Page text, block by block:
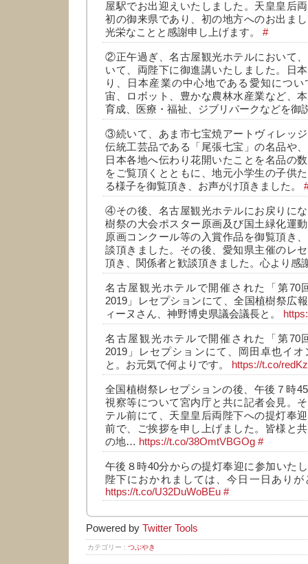
屋駅でお出迎えいたしました。天皇皇后
初の御来県であり、初の地方へのお出ま
光栄なことと感謝申し上げます。 #
②正午過ぎ、名古屋観光ホテルにおいて
いて、両陛下に御進講いたしました。日
り、日本産業の中心地である愛知につ
宙、ロボット、豊かな農林水産業など、
育成、医療・福祉、ジブリパークなどを御
③続いて、あま市七宝焼アートヴィレッ
伝統工芸品である「尾張七宝」の名品や
日本各地へ伝わり花開いたことを名品の
をご覧頂くとともに、地元小学生の子供
る様子を御覧頂き、お声がけ頂きました。
④その後、名古屋観光ホテルにお戻りに
樹祭の大会ポスター原画及び国土緑化運
原画コンクール等の入賞作品を御覧頂き
談頂きました。その後、愛知県主催のレ
頂き、関係者と歓談頂きました。心より感
名古屋観光ホテルで開催された「第70
2019」レセプションにて、全国植樹祭広
ィーヌさん、神野博史県議会議長と。
名古屋観光ホテルで開催された「第70
2019」レセプションにて、岡田卓也イ
と。お元気で何よりです。
https://t.co/
全国植樹祭レセプションの後、午後７時
視察等について宮内庁と共に記者会見。
テル前にて、天皇皇后両陛下への提灯奉
前で、ご挨拶を申し上げました。皆様と
の地… https://t.co/38OmtVBGOg #
午後８時40分からの提灯奉迎に参加いた
陛下におかれましては、今日一日あり
https://t.co/U32DuWoBEu #
Powered by Twitter Tools
カテゴリー : つぶやき